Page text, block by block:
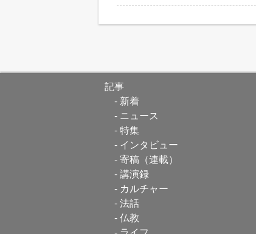
記事
新着
ニュース
特集
インタビュー
寄稿（連載）
講演録
カルチャー
法話
仏教